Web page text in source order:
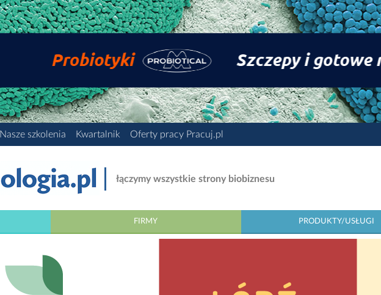
Nasze szkolenia Kwartalnik Oferty pracy Pracuj.pl
łączymy wszystkie strony biobiznesu
FIRMY PRODUKTY/USŁUGI